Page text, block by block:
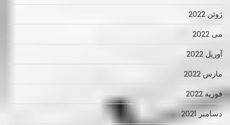
ژوئن 2022
می 2022
آوریل 2022
مارس 2022
فوریه 2022
دسامبر 2021